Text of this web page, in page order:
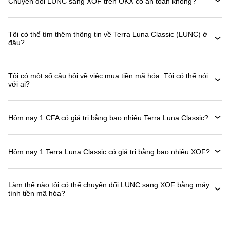
Tôi có thể tìm thêm thông tin về Terra Luna Classic (LUNC) ở
đâu?
Tôi có một số câu hỏi về việc mua tiền mã hóa. Tôi có thể nói
với ai?
Hôm nay 1 CFA có giá trị bằng bao nhiêu Terra Luna Classic?
Hôm nay 1 Terra Luna Classic có giá trị bằng bao nhiêu XOF?
Làm thế nào tôi có thể chuyển đổi LUNC sang XOF bằng máy
tính tiền mã hóa?